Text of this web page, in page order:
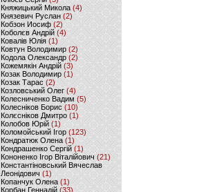
Княжицький Микола(4)
Князевич Руслан (2)
Кобзон Иосиф(2)
Коболєв Андрій (4)
Ковалів Юлія(1)
Ковтун Володимир (2)
Кодола Олександр (2)
Кожемякін Андрій (3)
Козак Володимир (1)
Козак Тарас (2)
Козловський Олег(4)
Колесниченко Вадим (5)
Колесніков Борис (10)
Колєсніков Дмитро (1)
Колобов Юрій (1)
Коломойський Ігор (123)
Кондратюк Олена(1)
Кондрашенко Сергій (1)
Кононенко Ігор Віталійович (21)
Константіновський Вячеслав
Леонідович (1)
Копанчук Олена (1)
Корбан Геннадій (33)